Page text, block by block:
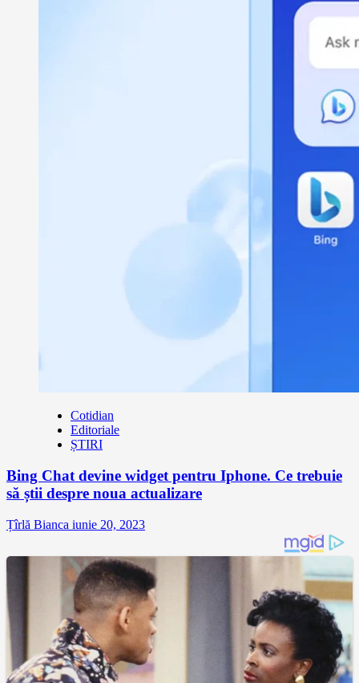
Cotidian
Editoriale
ȘTIRI
Bing Chat devine widget pentru Iphone. Ce trebuie
să știi despre noua actualizare
Țîrlă Bianca iunie 20, 2023